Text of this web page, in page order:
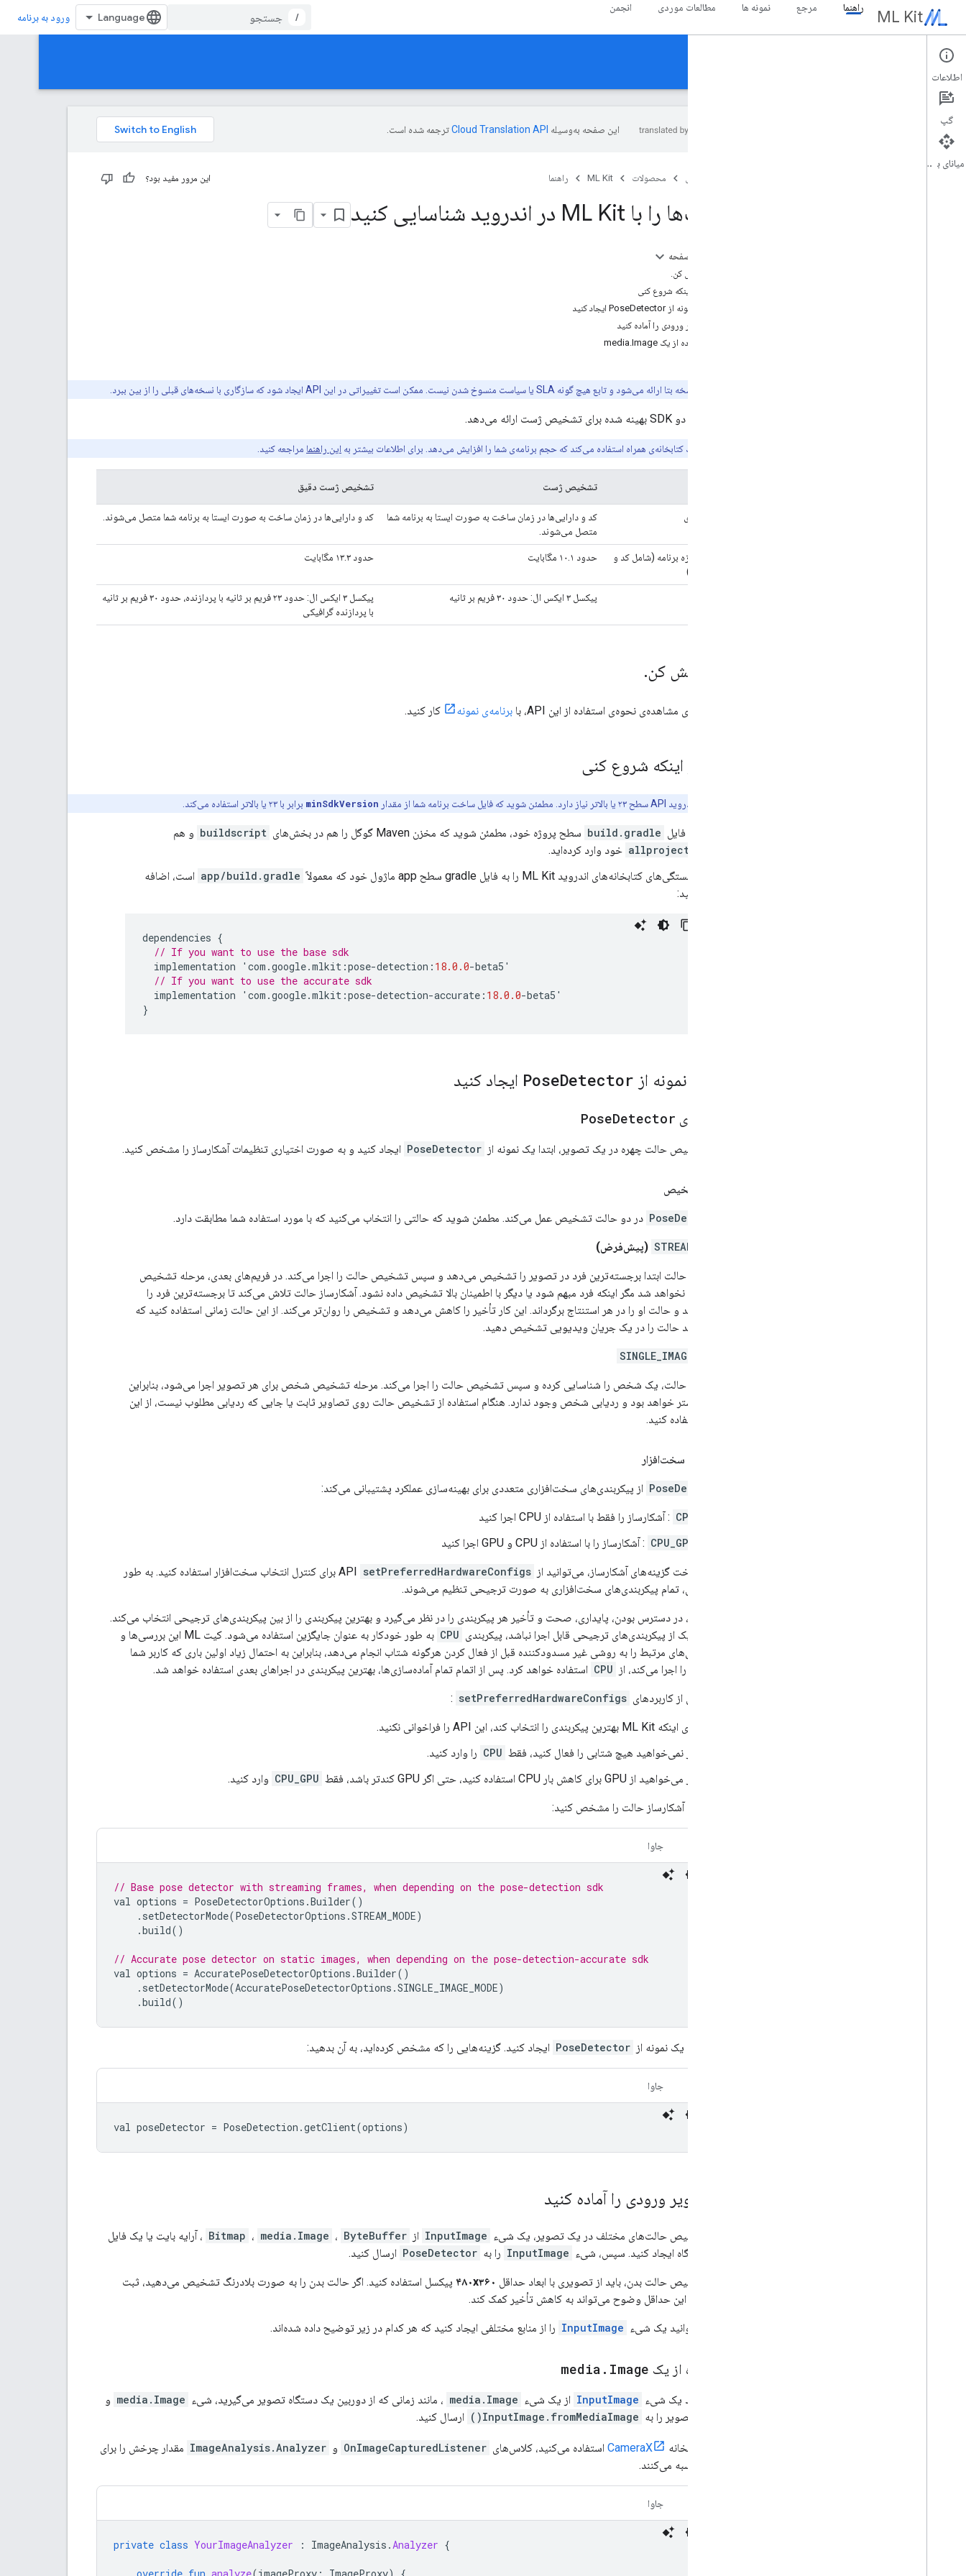
ML Kit راهنما مرجع نمونه ها مطالعات موردی انجمن
/ ورود به برنامه
راهنما
نمای کلی
این صفحه به‌وسیله ترجمه شده است.
صفحه اصلی محصولات ML Kit راهنما این مرور مفید بود؟
ژست‌ها را با ML Kit در اندروید شناسایی کنید
در این صفحه
امتحانش کن.
قبل از اینکه شروع کنی
استفاده از یک media.Image
این راهنما مراجعه کنید.
تشخیص ژست تشخیص ژست دقیق
پیاده‌سازی
کد و دارایی‌ها در زمان ساخت به صورت ایستا به برنامه شما
متصل می‌شوند.
کد و دارایی‌ها در زمان ساخت به صورت ایستا به برنامه شما متصل می‌شوند.
تأثیر اندازه برنامه (شامل کد و
دارایی‌ها)
حدود ۱۰.۱ مگابایت حدود ۱۳.۳ مگابایت
پیکسل ۳ ایکس ال: حدود ۳۰ فریم بر ثانیه
پیکسل ۳ ایکس ال: حدود ۲۳ فریم بر ثانیه با پردازنده، حدود ۳۰ فریم بر ثانیه
با پردازنده گرافیکی
امتحانش کن.
برای مشاهده‌ی نحوه‌ی استفاده از این API، با برنامه‌ی نمونه کار کنید.
قبل از اینکه شروع کنی
minSdkVersion برابر با ۲۳ یا بالاتر استفاده می‌کند.
در فایل build.gradle سطح پروژه خود، مطمئن شوید که مخزن Maven گوگل را هم در بخش‌های buildscript و هم
allprojects خود وارد کرده‌اید.
وابستگی‌های کتابخانه‌های اندروید ML Kit را به فایل gradle سطح app ماژول خود که معمولاً
app/build.gradle است، اضافه
کنید:
dependencies {
// If you want to use the base sdk
implementation
' com .google.mlkit :pose-detection : 18.0.0-beta5 '
// If you want to use the accurate sdk
implementation
' com .google.mlkit :pose-detection-accurate : 18.0.0-beta5 '
}
یک نمونه از PoseDetector ایجاد کنید
گزینه‌های PoseDetector
برای تشخیص حالت چهره در یک تصویر، ابتدا یک نمونه از PoseDetector ایجاد کنید و به صورت اختیاری تنظیمات آشکارساز را مشخص کنید.
حالت تشخیص
PoseDetector در دو حالت تشخیص عمل می‌کند. مطمئن شوید که حالتی را انتخاب می‌کنید که با مورد استفاده شما مطابقت دارد.
STREAM_MODE (پیش‌فرض)
آشکارساز حالت ابتدا برجسته‌ترین فرد در تصویر را تشخیص می‌دهد و سپس تشخیص حالت را اجرا می‌کند. در فریم‌های بعدی، مرحله تشخیص
فرد انجام نخواهد شد مگر اینکه فرد مبهم شود یا دیگر با اطمینان بالا تشخیص داده نشود. آشکارساز حالت تلاش می‌کند تا برجسته‌ترین فرد را
ردیابی کند و حالت او را در هر استنتاج برگرداند. این کار تأخیر را کاهش می‌دهد و تشخیص را روان‌تر می‌کند. از این حالت زمانی استفاده کنید که
می‌خواهید حالت را در یک جریان ویدیویی تشخیص دهید.
SINGLE_IMAGE_MODE
آشکارساز حالت، یک شخص را شناسایی کرده و سپس تشخیص حالت را اجرا می‌کند. مرحله تشخیص شخص برای هر تصویر اجرا می‌شود، بنابراین
تأخیر بیشتر خواهد بود و ردیابی شخص وجود ندارد. هنگام استفاده از تشخیص حالت روی تصاویر ثابت یا جایی که ردیابی مطلوب نیست، از این
حالت استفاده کنید.
پیکربندی سخت‌افزار
PoseDetector از پیکربندی‌های سخت‌افزاری متعددی برای بهینه‌سازی عملکرد پشتیبانی می‌کند:
CPU : آشکارساز را فقط با استفاده از CPU اجرا کنید
CPU_GPU : آشکارساز را با استفاده از CPU و GPU اجرا کنید
هنگام ساخت گزینه‌های آشکارساز، می‌توانید از API setPreferredHardwareConfigs
برای کنترل انتخاب سخت‌افزار استفاده کنید. به طور
پیش‌فرض، تمام پیکربندی‌های سخت‌افزاری به صورت ترجیحی تنظیم می‌شوند.
کیت ML، در دسترس بودن، پایداری، صحت و تأخیر هر پیکربندی را در نظر می‌گیرد و بهترین پیکربندی را از بین پیکربندی‌های ترجیحی انتخاب می‌کند.
اگر هیچ یک از پیکربندی‌های ترجیحی قابل اجرا نباشد، پیکربندی CPU
به طور خودکار به عنوان جایگزین استفاده می‌شود. کیت ML این بررسی‌ها و
آماده‌سازی‌های مرتبط را به روشی غیر مسدودکننده قبل از فعال کردن هرگونه شتاب انجام می‌دهد، بنابراین به احتمال زیاد اولین باری که کاربر شما
آشکارساز را اجرا می‌کند، از CPU استفاده خواهد کرد. پس از اتمام تمام آماده‌سازی‌ها، بهترین پیکربندی در اجراهای بعدی استفاده خواهد شد.
مثال‌هایی از کاربردهای setPreferredHardwareConfigs
:
برای اینکه ML Kit بهترین پیکربندی را انتخاب کند، این API را فراخوانی نکنید.
اگر نمی‌خواهید هیچ شتابی را فعال کنید، فقط CPU را وارد کنید.
اگر می‌خواهید از GPU برای کاهش بار CPU استفاده کنید، حتی اگر GPU کندتر باشد، فقط
CPU_GPU وارد کنید.
گزینه‌های آشکارساز حالت را مشخص کنید:
جاوا
// Base pose detector with streaming frames, when depending on the pose-detection sdk
val options = PoseDetectorOptions .Builder()
. setDetectorMode(PoseDetectorOptions .STREAM_MODE)
.build()
// Accurate pose detector on static images, when depending on the pose-detection-accurate sdk
val options = AccuratePoseDetectorOptions .Builder()
. setDetectorMode(AccuratePoseDetectorOptions .SINGLE_IMAGE_MODE)
.build()
در نهایت، یک نمونه از PoseDetector ایجاد کنید. گزینه‌هایی را که مشخص کرده‌اید، به آن بدهید:
جاوا
val poseDetector = PoseDetection.getClient(options)
تصویر ورودی را آماده کنید
برای تشخیص حالت‌های مختلف در یک تصویر، یک شیء InputImage از Bitmap ، media.Image ، ByteBuffer
، آرایه بایت یا یک فایل
روی دستگاه ایجاد کنید. سپس، شیء InputImage را به PoseDetector ارسال کنید.
برای تشخیص حالت بدن، باید از تصویری با ابعاد حداقل ۴۸۰x۳۶۰ پیکسل استفاده کنید. اگر حالت بدن را به صورت بلادرنگ تشخیص می‌دهید، ثبت
فریم‌ها با این حداقل وضوح می‌تواند به کاهش تأخیر کمک کند.
شما می‌توانید یک شیء InputImage را از منابع مختلفی ایجاد کنید که هر کدام در زیر توضیح داده شده‌اند.
استفاده از یک media . Image
برای ایجاد یک شیء InputImage از یک شیء media.Image ، مانند زمانی که از دوربین یک دستگاه تصویر می‌گیرید، شیء media.Image و
چرخش تصویر را به InputImage.fromMediaImage() ارسال کنید.
اگر از کتابخانه CameraX استفاده می‌کنید، کلاس‌های OnImageCapturedListener و ImageAnalysis.Analyzer مقدار چرخش را برای
شما محاسبه می‌کنند.
جاوا
private class YourImageAnalyzer : ImageAnalysis .Analyzer {
اطلاعات
گپ
میانای برنامه‌سازی کاربردی